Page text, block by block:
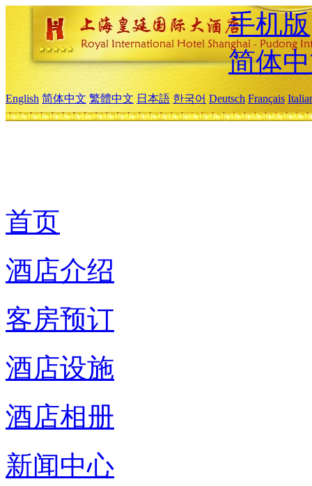
手机版
简体
English 简体中文 繁體中文 日本語 한국어 Deutsch Français
首页
酒店介绍
客房预订
酒店设施
酒店相册
新闻中心